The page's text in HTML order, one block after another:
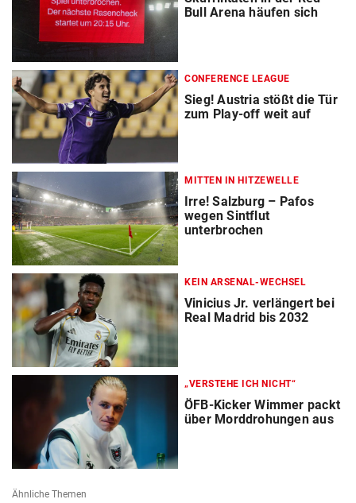
Bull Arena häufen sich
CONFERENCE LEAGUE
Sieg! Austria stößt die Tür
zum Play-off weit auf
MITTEN IN HITZEWELLE
Irre! Salzburg – Pafos
wegen Sintflut
unterbrochen
KEIN ARSENAL-WECHSEL
Vinicius Jr. verlängert bei
Real Madrid bis 2032
„VERSTEHE ICH NICHT“
ÖFB-Kicker Wimmer packt
über Morddrohungen aus
Ähnliche Themen